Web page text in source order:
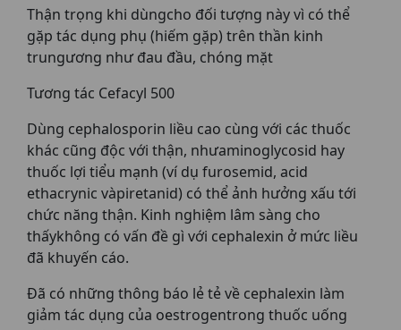
Thận trọng khi dùngcho đối tượng này vì có thể
gặp tác dụng phụ (hiếm gặp) trên thần kinh
trungương như đau đầu, chóng mặt
Tương tác Cefacyl 500
Dùng cephalosporin liều cao cùng với các thuốc
khác cũng độc với thận, nhưaminoglycosid hay
thuốc lợi tiểu mạnh (ví dụ furosemid, acid
ethacrynic vàpiretanid) có thể ảnh hưởng xấu tới
chức năng thận. Kinh nghiệm lâm sàng cho
thấykhông có vấn đề gì với cephalexin ở mức liều
đã khuyến cáo.
Ðã có những thông báo lẻ tẻ về cephalexin làm
giảm tác dụng của oestrogentrong thuốc uống